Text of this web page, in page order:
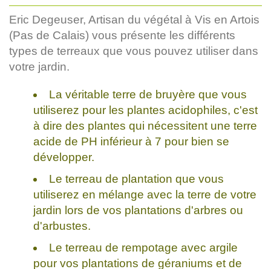
Eric Degeuser, Artisan du végétal à Vis en Artois
(Pas de Calais) vous présente les différents
types de terreaux que vous pouvez utiliser dans
votre jardin.
La véritable terre de bruyère que vous
utiliserez pour les plantes acidophiles, c'est
à dire des plantes qui nécessitent une terre
acide de PH inférieur à 7 pour bien se
développer.
Le terreau de plantation que vous
utiliserez en mélange avec la terre de votre
jardin lors de vos plantations d'arbres ou
d'arbustes.
Le terreau de rempotage avec argile
pour vos plantations de géraniums et de